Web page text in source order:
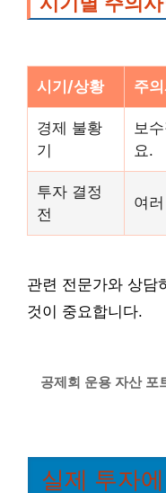
시기/상황 주
경제 불황
기
보
요.
투자 결정
전
여
관련 전문가와 상담
것이 중요합니다.
공제회 운용 자산 포
실제 투자